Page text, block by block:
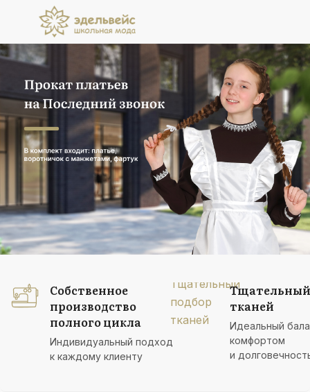
Прокат платьев
на Последний звонок
В комплект входит: платье, воротничок
с манжетами, фартук
Подробнее
Собственное
производство
полного цикла
Индивидуальный подход
к каждому клиенту
тканей
Идеальный
комфортом
и